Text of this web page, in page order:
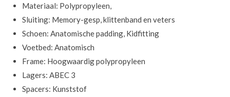
Materiaal: Polypropyleen,
Sluiting: Memory-gesp, klittenband en veters
Schoen: Anatomische padding, Kidfitting
Voetbed: Anatomisch
Frame: Hoogwaardig polypropyleen
Lagers: ABEC 3
Spacers: Kunststof